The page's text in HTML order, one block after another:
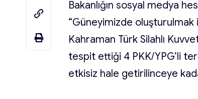
Bakanlığın sosyal medya
“Güneyimizde
Kahraman Türk Silahlı
tespit ettiği 4 PKK/YPG’li
etkisiz hale getirilinceye